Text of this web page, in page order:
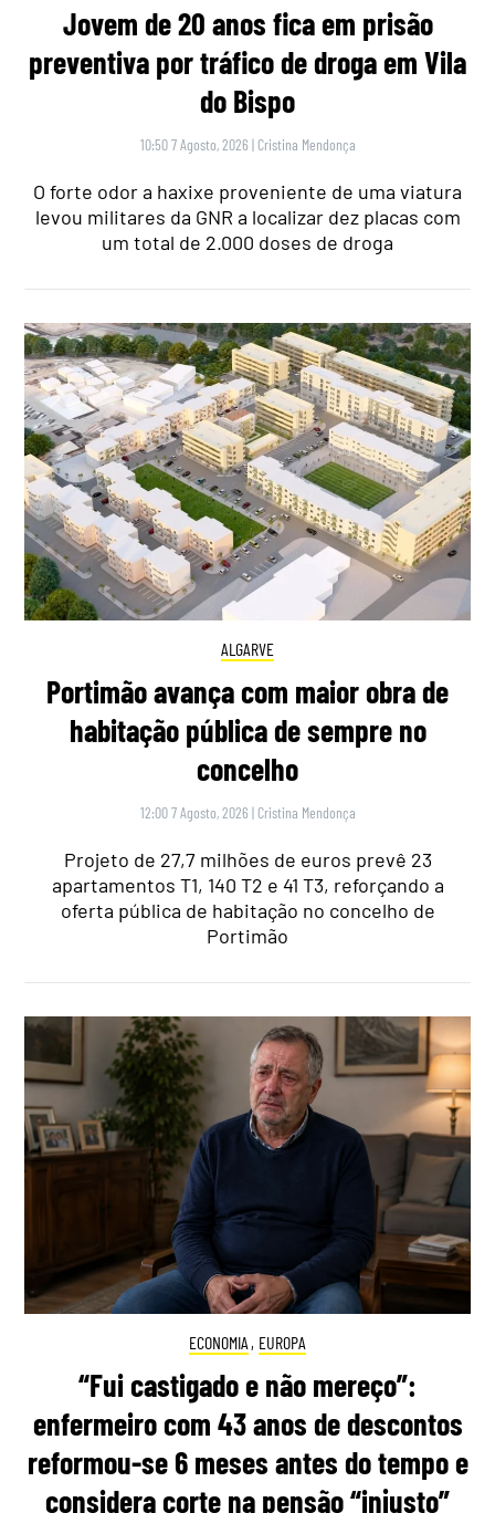
Jovem de 20 anos fica em prisão
preventiva por tráfico de droga em Vila
do Bispo
10:50 7 Agosto, 2026 | Cristina Mendonça
O forte odor a haxixe proveniente de uma viatura
levou militares da GNR a localizar dez placas com
um total de 2.000 doses de droga
ALGARVE
Portimão avança com maior obra de
habitação pública de sempre no
concelho
12:00 7 Agosto, 2026 | Cristina Mendonça
Projeto de 27,7 milhões de euros prevê 23
apartamentos T1, 140 T2 e 41 T3, reforçando a
oferta pública de habitação no concelho de
Portimão
ECONOMIA , EUROPA
“Fui castigado e não mereço”:
enfermeiro com 43 anos de descontos
reformou-se 6 meses antes do tempo e
considera corte na pensão “injusto”